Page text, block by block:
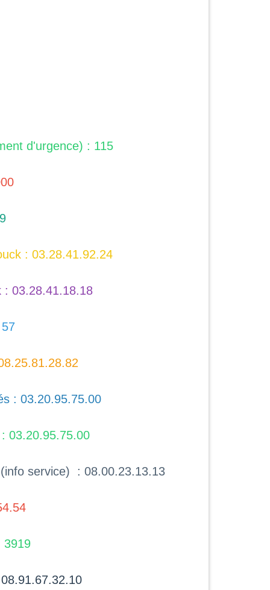
d'urgence) : 115
: 03.28.41.92.24
: 03.28.41.18.18
: 03.20.95.75.00
03.20.95.75.00
service) : 08.00.23.13.13
3919